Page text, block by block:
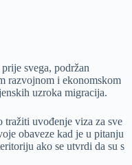
svega, podržan
razvojnom i ekonomskom
uzroka migracija.
tražiti uvođenje viza za sve
obaveze kad je u pitanju
ako se utvrdi da su s